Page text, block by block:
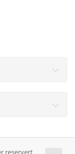
reservert.